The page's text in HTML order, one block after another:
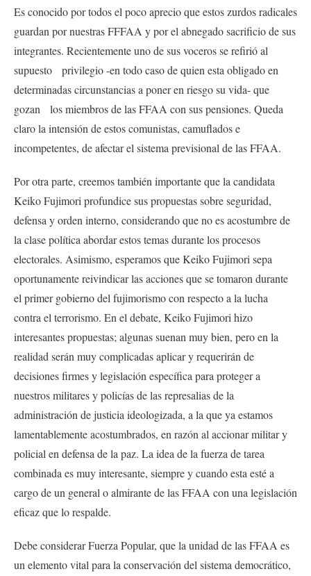
Es conocido por todos el poco aprecio que estos zurdos radicales
guardan por nuestras FFFAA y por el abnegado sacrificio de sus
integrantes. Recientemente uno de sus voceros se refirió al
supuesto privilegio -en todo caso de quien esta obligado en
determinadas circunstancias a poner en riesgo su vida- que
gozan los miembros de las FFAA con sus pensiones. Queda
claro la intensión de estos comunistas, camuflados e
incompetentes, de afectar el sistema previsional de las FFAA.
Por otra parte, creemos también importante que la candidata
Keiko Fujimori profundice sus propuestas sobre seguridad,
defensa y orden interno, considerando que no es acostumbre de
la clase política abordar estos temas durante los procesos
electorales. Asimismo, esperamos que Keiko Fujimori sepa
oportunamente reivindicar las acciones que se tomaron durante
el primer gobierno del fujimorismo con respecto a la lucha
contra el terrorismo. En el debate, Keiko Fujimori hizo
interesantes propuestas; algunas suenan muy bien, pero en la
realidad serán muy complicadas aplicar y requerirán de
decisiones firmes y legislación específica para proteger a
nuestros militares y policías de las represalias de la
administración de justicia ideologizada, a la que ya estamos
lamentablemente acostumbrados, en razón al accionar militar y
policial en defensa de la paz. La idea de la fuerza de tarea
combinada es muy interesante, siempre y cuando esta esté a
cargo de un general o almirante de las FFAA con una legislación
eficaz que lo respalde.
Debe considerar Fuerza Popular, que la unidad de las FFAA es
un elemento vital para la conservación del sistema democrático,